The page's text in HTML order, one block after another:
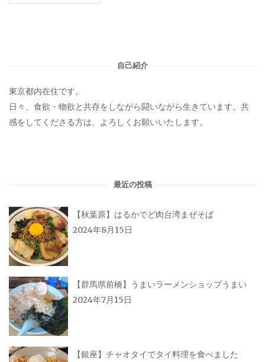
自己紹介
東京都内在住です。
日々、食欲・物欲と共存をしながら闘いながら生きています。共
感をしてくださる方は、よろしくお願いいたします。
最近の投稿
【秋葉原】はるかでど肉台湾まぜそば
2024年8月15日
【群馬県前橋】うまいラーメンショップうまい
2024年7月15日
【銀座】チャオタイでタイ料理を食べました